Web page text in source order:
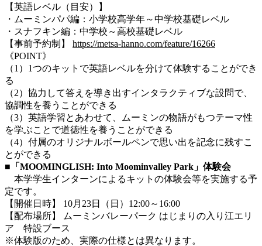
【英語レベル（目安）】
・ムーミンパパ編：小学校高学年～中学校基礎レベル
・スナフキン編：中学校～高校基礎レベル
【事前予約制】 https://metsa-hanno.com/feature/16266
《POINT》
（1）1つのキットで英語レベルを分けて体験することができ
る
（2）協力して答えを導き出すインタラクティブな設問で、
協調性を養うことができる
（3）英語学習とあわせて、ムーミンの物語がもつテーマ性
を学ぶことで道徳性を養うことができる
（4）付属のオリジナルボールペンで思い出を記念に残すこ
とができる
■「MOOMINGLISH: Into Moominvalley Park」体験会
本学学生インターンによるキットの体験会等を実施する予
定です。
【開催日時】 10月23日（日）12:00～16:00
【配布場所】 ムーミンバレーパーク はじまりの入り江エリ
ア 特設ブース
※体験版のため、実際の仕様とは異なります。